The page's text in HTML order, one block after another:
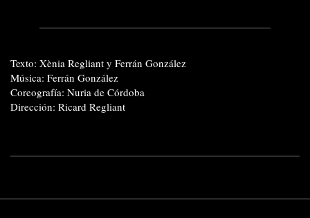
Texto: Xènia Regliant y Ferrán González
Música: Ferrán González
Coreografía: Nuria de Córdoba
Dirección: Ricard Regliant